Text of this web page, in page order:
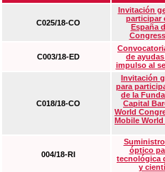
C025/18-CO
Invitación
participar
España
C003/18-ED
de
impulso al
C018/18-CO
Invitación
para
de la
Capital
World
Mobile
004/18-RI
óptico
tecnológica
y